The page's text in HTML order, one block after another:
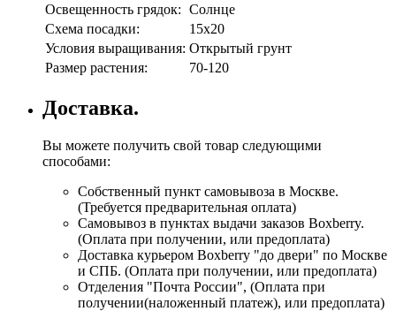
Освещенность грядок: Солнце
Схема посадки:
15х20
Условия выращивания: Открытый грунт
Размер растения:
70-120
Доставка.
Вы можете получить свой товар следующими
способами:
Собственный пункт самовывоза в Москве.
(Требуется предварительная оплата)
Самовывоз в пунктах выдачи заказов Boxberry.
(Оплата при получении, или предоплата)
Доставка курьером Boxberry "до двери" по Москве
и СПБ. (Оплата при получении, или предоплата)
Отделения "Почта России", (Оплата при
получении(наложенный платеж), или предоплата)